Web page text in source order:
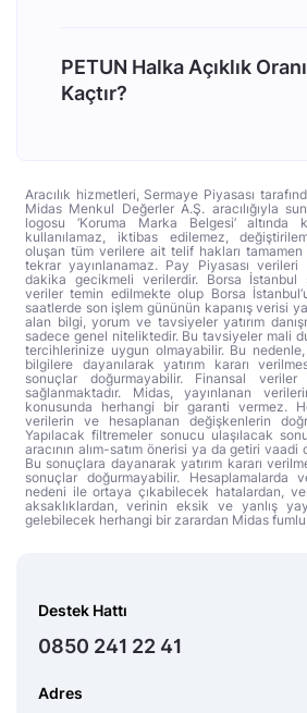
PETUN Halka Açıklık
Kaçtır?
Aracılık hizmetleri, Sermaye Piyasası
Midas Menkul Değerler A.Ş. aracılığıyla
logosu ‘Koruma Marka Belgesi’ altında
kullanılamaz, iktibas edilemez,
oluşan tüm verilere ait telif hakları
tekrar yayınlanamaz. Pay Piyasası
dakika gecikmeli verilerdir. Borsa İstanbul
veriler temin edilmekte olup Borsa
saatlerde son işlem gününün kapanış verisi
alan bilgi, yorum ve tavsiyeler yatırım
sadece genel niteliktedir. Bu tavsiyeler mali
tercihlerinize uygun olmayabilir. Bu
bilgilere dayanılarak yatırım kararı
sonuçlar doğurmayabilir. Finansal veriler
sağlanmaktadır. Midas, yayınlanan
konusunda herhangi bir garanti vermez.
verilerin ve hesaplanan değişkenlerin
Yapılacak filtremeler sonucu ulaşılacak
aracının alım-satım önerisi ya da getiri vaadi
Bu sonuçlara dayanarak yatırım kararı
sonuçlar doğurmayabilir. Hesaplamalarda
nedeni ile ortaya çıkabilecek hatalardan,
aksaklıklardan, verinin eksik ve yanlış
gelebilecek herhangi bir zarardan Midas
Destek Hattı
0850 241 22 41
Adres